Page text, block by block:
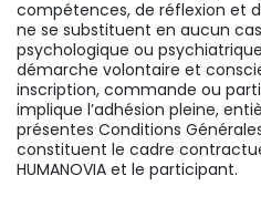
compétences, de réflexion et
ne se substituent en aucun
psychologique ou
démarche volontaire et
inscription, commande ou
implique l’adhésion pleine,
présentes Conditions
constituent le cadre
HUMANOVIA et le participant.